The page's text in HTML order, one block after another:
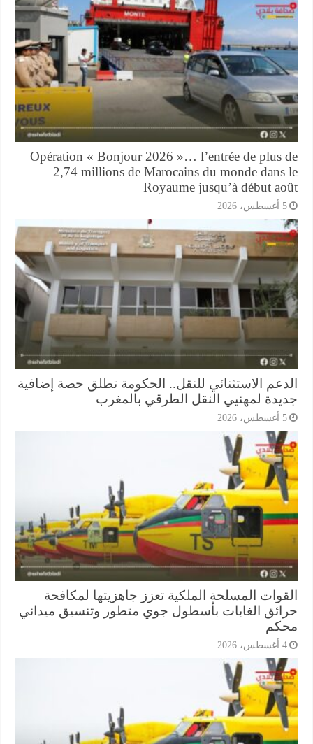
Opération « Bonjour 2026 »… l’entrée de plus
2,74 millions de Marocains du monde
Royaume jusqu’à début
الاستثنائي للنقل.. الحكومة تطلق حصة إضافية
لمهنيي النقل الطرقي بالمغرب
المسلحة الملكية تعزز جاهزيتها لمكافحة
الغابات بأسطول جوي متطور وتنسيق ميداني